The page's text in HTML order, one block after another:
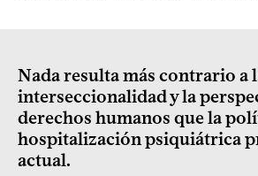
Nada resulta más contrario a
interseccionalidad y la
derechos humanos que la
hospitalización psiquiátrica
actual.